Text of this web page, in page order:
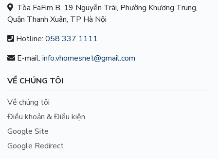
Tòa FaFim B, 19 Nguyễn Trãi, Phường Khương Trung,
Quận Thanh Xuân, TP Hà Nội
Hotline: 058 337 1111
E-mail: info.vhomesnet@gmail.com
VỀ CHÚNG TÔI
Về chúng tôi
Điều khoản & Điều kiện
Google Site
Google Redirect